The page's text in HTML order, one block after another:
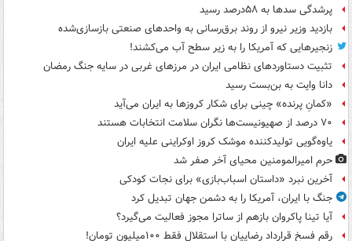
پرشدگی سدها به ۵۸درصد رسید
بازدید وزیر نیرو از روند برق‌رسانی به واحدهای صنعتی بازسازی‌شده
زنجیرهایی که آمریکا را به زیر سطح آب می‌کشند!
تثبیت دستاوردهای نظامی ایران در مرزهای غربی در سایه جنگ رمضان
دانا وایت به بن‌بست رسید
«کمانِ پرنده» چینی برای شکار کروزها به ایران می‌آید
۷۰ درصد از صهیونیست‌ها نگران سلامت انتخابات هستند
یاوه‌گویی تولیدکننده موشک کروز اوکراینی علیه ایران
حرم امیرالمومنین محیای آخر صفر شد
آخرین نبرد «داستان اسباب‌بازی» برای نجات کودکی
جنگ با ایران، آمریکا را به دشمن جهان تبدیل کرد
آیا تینا پاکروان بازهم از ساترا مجوز فعالیت می‌گیرد؟
رقم فسخ قرارداد رضاییان با استقلال فقط ۱۰۰میلیون تومان!